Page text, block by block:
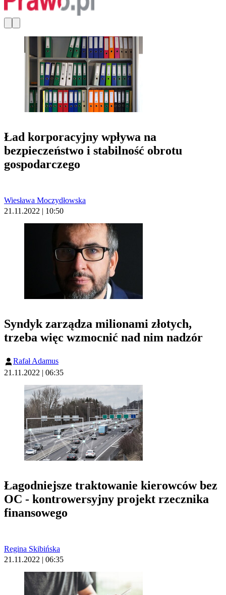
Ład korporacyjny wpływa na
bezpieczeństwo i stabilność obrotu
gospodarczego
Wiesława Moczydłowska
21.11.2022 | 10:50
Syndyk zarządza milionami złotych,
trzeba więc wzmocnić nad nim nadzór
Rafał Adamus
21.11.2022 | 06:35
Łagodniejsze traktowanie kierowców bez
OC - kontrowersyjny projekt rzecznika
finansowego
Regina Skibińska
21.11.2022 | 06:35